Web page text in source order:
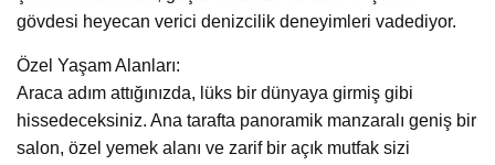
gövdesi heyecan verici denizcilik deneyimleri vadediyor.
Özel Yaşam Alanları:
Araca adım attığınızda, lüks bir dünyaya girmiş gibi
hissedeceksiniz. Ana tarafta panoramik manzaralı geniş bir
salon, özel yemek alanı ve zarif bir açık mutfak sizi